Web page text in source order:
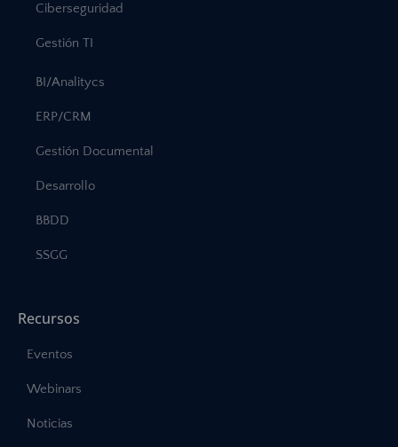
Ciberseguridad
Gestión TI
BI/Analitycs
ERP/CRM
Gestión Documental
Desarrollo
BBDD
SSGG
Recursos
Eventos
Webinars
Noticias